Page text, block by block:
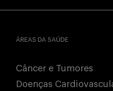
ÁREAS DA SAÚDE
Câncer e Tumores
Doenças